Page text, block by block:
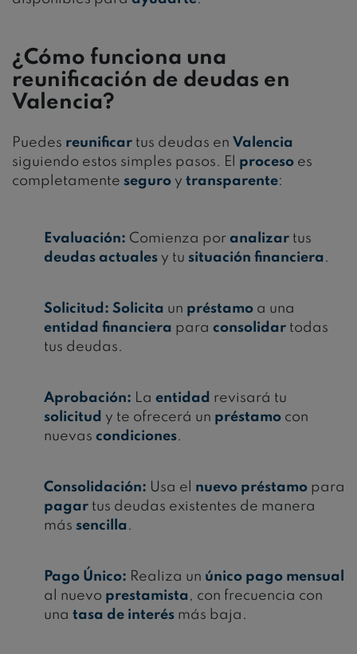
¿Cómo funciona una
reunificación de deudas en
Valencia?
Puedes reunificar tus deudas en Valencia
siguiendo estos simples pasos. El proceso es
completamente seguro y transparente:
Evaluación: Comienza por analizar tus
deudas actuales y tu situación financiera.
Solicitud: Solicita un préstamo a una
entidad financiera para consolidar todas
tus deudas.
Aprobación: La entidad revisará tu
solicitud y te ofrecerá un préstamo con
nuevas condiciones.
Consolidación: Usa el nuevo préstamo para
pagar tus deudas existentes de manera
más sencilla.
Pago Único: Realiza un único pago mensual
al nuevo prestamista, con frecuencia con
una tasa de interés más baja.